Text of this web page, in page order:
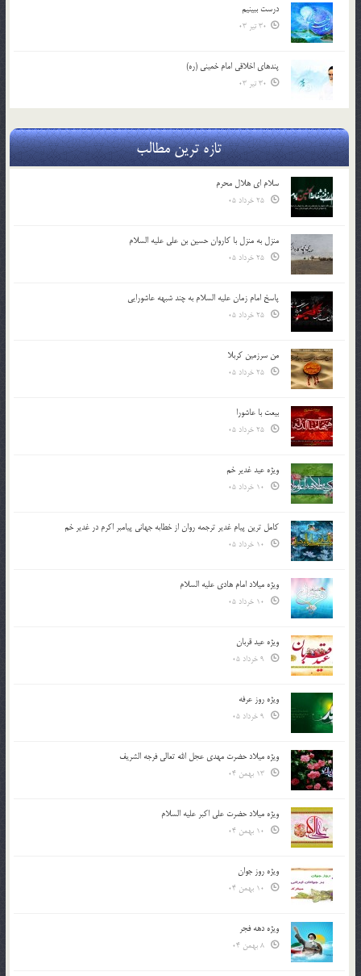
درست ببينيم
30 تیر 03
پندهاي اخلاقي امام خميني (ره)
30 تیر 03
تازه ترین مطالب
سلام ای هلال محرم
منزل به منزل با کاروان حسین بن علی علیه السلام
پاسخ امام زمان علیه السلام به چند شبهه عاشورایی
من سرزمین کربلا
بیعت با عاشورا
ویژه عید غدیر خم
کامل ترین پیام غدیر ترجمه روان از خطابه جهانی پیامبر اکرم در غدیر خم
ویژه میلاد امام هادی علیه السلام
ویژه عید قربان
ویژه روز عرفه
ویژه میلاد حضرت مهدی عجل الله تعالی فرجه الشريف
ویژه میلاد حضرت علی اکبر علیه السلام
ویژه روز جوان
ویژه دهه فجر